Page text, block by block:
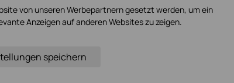
von unseren Werbepartnern gesetzt werden, um ein
Anzeigen auf anderen Websites zu zeigen.
speichern